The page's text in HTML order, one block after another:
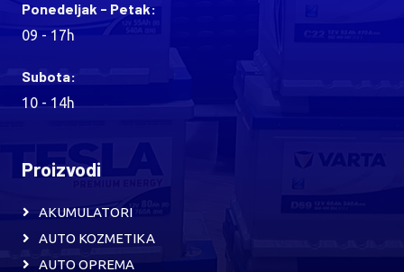
Ponedeljak - Petak:
09 - 17h
Subota:
10 - 14h
Proizvodi
AKUMULATORI
AUTO KOZMETIKA
AUTO OPREMA